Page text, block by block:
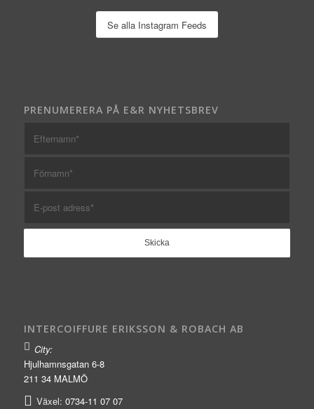
Se alla Instagram Feeds
PRENUMERERA PÅ E&R NYHETSBREV
INTERCOIFFURE ERIKSSON & ROBACH AB
City:
Hjulhamnsgatan 6-8
211 34 MALMÖ
Växel:0734-11 07 07